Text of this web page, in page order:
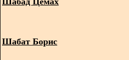
Шабат Борис